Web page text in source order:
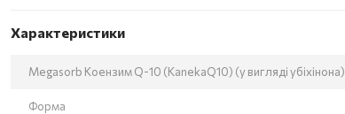
Характеристики
Megasorb Коензим Q-10 (KanekaQ10) (у вигляді убіхінона)
Форма